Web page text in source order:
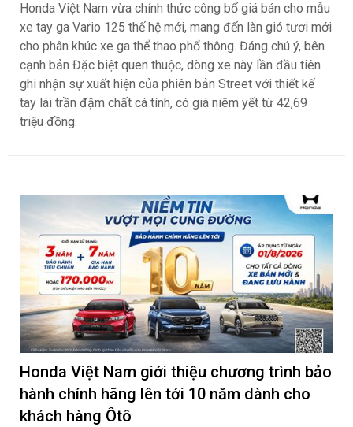
Honda Việt Nam vừa chính thức công bố giá bán cho mẫu
xe tay ga Vario 125 thế hệ mới, mang đến làn gió tươi mới
cho phân khúc xe ga thể thao phổ thông. Đáng chú ý, bên
cạnh bản Đặc biệt quen thuộc, dòng xe này lần đầu tiên
ghi nhận sự xuất hiện của phiên bản Street với thiết kế
tay lái trần đậm chất cá tính, có giá niêm yết từ 42,69
triệu đồng.
Honda Việt Nam giới thiệu chương trình bảo
hành chính hãng lên tới 10 năm dành cho
khách hàng Ôtô